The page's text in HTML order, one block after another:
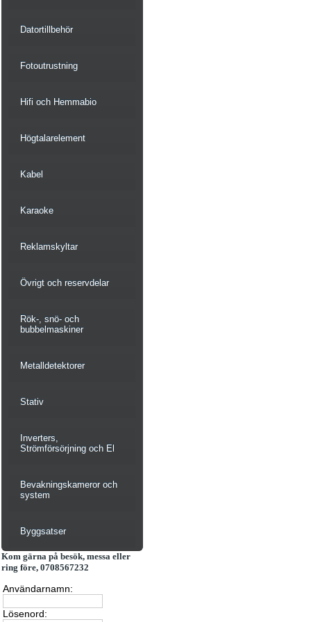
Datortillbehör
Fotoutrustning
Hifi och Hemmabio
Högtalarelement
Kabel
Karaoke
Reklamskyltar
Övrigt och reservdelar
Rök-, snö- och
bubbelmaskiner
Metalldetektorer
Stativ
Inverters,
Strömförsörjning och El
Bevakningskameror och
system
Byggsatser
Kom gärna på besök, messa eller
ring före, 0708567232
Användarnamn:
Lösenord: